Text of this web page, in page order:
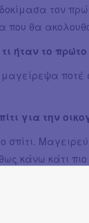
τον
που θα
ήταν το
ποτέ
για την
σπίτι.
κάνω κάτι